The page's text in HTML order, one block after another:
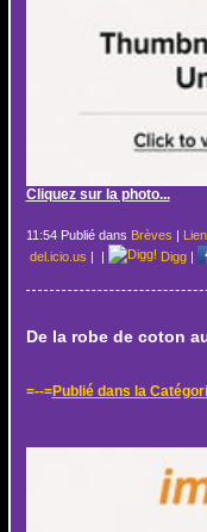
Cliquez sur la photo...
11:54 Publié dans Brèves |
del.icio.us | | Digg|
De la robe de coton
=--=Publié dans la